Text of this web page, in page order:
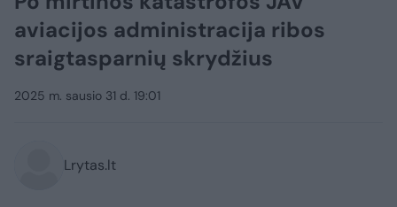
aviacijos administracija ribos
sraigtasparnių skrydžius
2025 m. sausio 31 d. 19:01
Lrytas.lt